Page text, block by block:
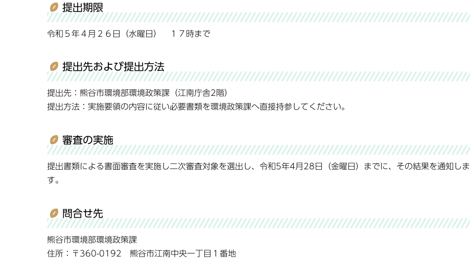
提出期限
令和５年４月２６日（水曜日） １７時まで
提出先および提出方法
提出先：熊谷市環境部環境政策課（江南庁舎2階）
提出方法：実施要領の内容に従い必要書類を環境政策課へ直接持参してください。
審査の実施
提出書類による書面審査を実施し二次審査対象を選出し、令和5年4月28日（金曜日）までに、その結果を通知しま
す。
問合せ先
熊谷市環境部環境政策課
住所：〒360-0192 熊谷市江南中央一丁目１番地